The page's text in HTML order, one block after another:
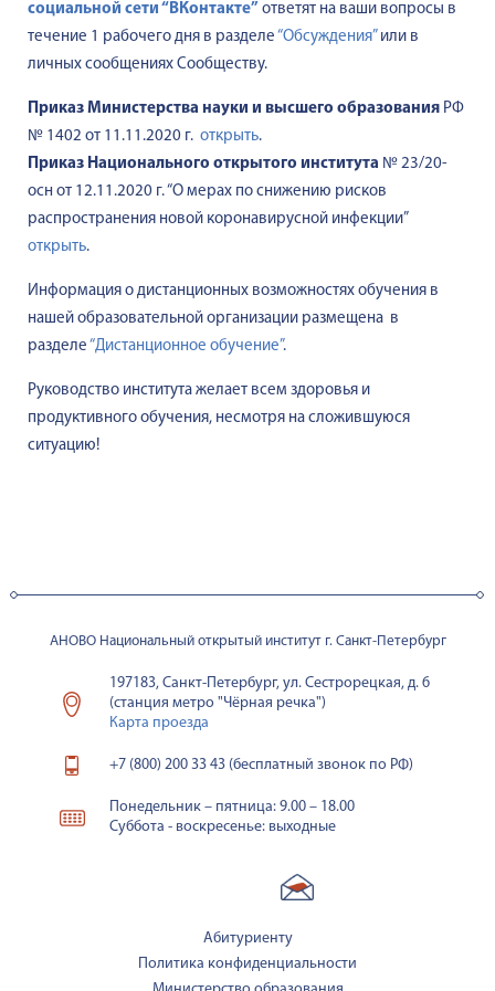
социальной сети “ВКонтакте” ответят на ваши вопросы в
течение 1 рабочего дня в разделе “Обсуждения” или в
личных сообщениях Сообществу.
Приказ Министерства науки и высшего образования РФ
№ 1402 от 11.11.2020 г. открыть.
Приказ Национального открытого института № 23/20-
осн от 12.11.2020 г. “О мерах по снижению рисков
распространения новой коронавирусной инфекции”
открыть.
Информация о дистанционных возможностях обучения в
нашей образовательной организации размещена в
разделе “Дистанционное обучение”.
Руководство института желает всем здоровья и
продуктивного обучения, несмотря на сложившуюся
ситуацию!
АНОВО Национальный открытый институт г. Санкт-Петербург
197183, Санкт-Петербург, ул. Сестрорецкая, д. 6
(станция метро "Чёрная речка")
Карта проезда
+7 (800) 200 33 43 (бесплатный звонок по РФ)
Понедельник – пятница: 9.00 – 18.00
Суббота - воскресенье: выходные
Абитуриенту
Политика конфиденциальности